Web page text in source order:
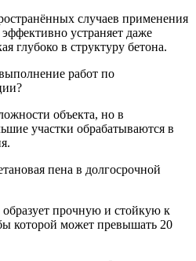
случаев применения
устраняет даже
глубоко в структуру бетона.
работ по
объекта, но в
участки обрабатываются в
пена в долгосрочной
прочную и стойкую к
которой может превышать 20